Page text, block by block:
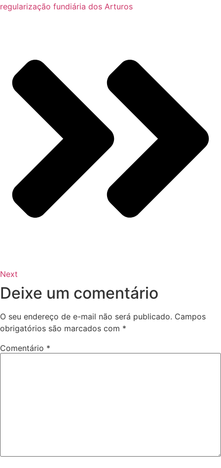
regularização fundiária dos Arturos
Next
Deixe um comentário
O seu endereço de e-mail não será publicado. Campos
obrigatórios são marcados com *
Comentário *